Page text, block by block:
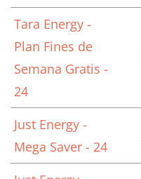
Tara Energy -
Plan Fines de
Semana Gratis -
24
Just Energy -
Mega Saver - 24